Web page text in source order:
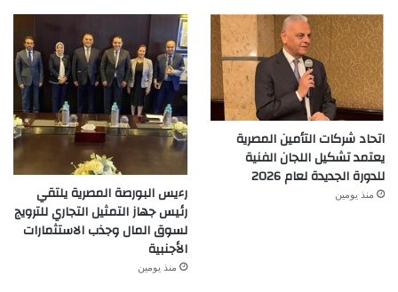
اتحاد شركات التأمين المصرية
يعتمد تشكيل اللجان الفنية
للدورة الجديدة لعام 2026
منذ يومين
رءيس البورصة المصرية يلتقي
رئيس جهاز التمثيل التجاري للترويج
لسوق المال وجذب الاستثمارات
الأجنبية
منذ يومين